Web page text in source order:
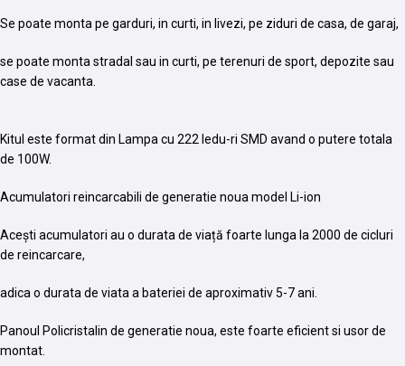
Se poate monta pe garduri, in curti, in livezi, pe ziduri de casa, de garaj,
se poate monta stradal sau in curti, pe terenuri de sport, depozite sau
case de vacanta.
Kitul este format din Lampa cu 222 ledu-ri SMD avand o putere totala
de 100W.
Acumulatori reincarcabili de generatie noua model Li-ion
Acești acumulatori au o durata de viață foarte lunga la 2000 de cicluri
de reincarcare,
adica o durata de viata a bateriei de aproximativ 5-7 ani.
Panoul Policristalin de generatie noua, este foarte eficient si usor de
montat.